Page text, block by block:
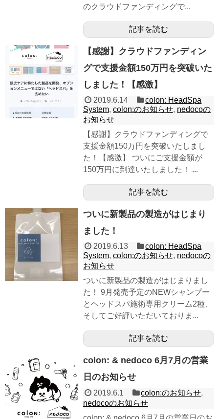
のクラウドファンディングで...
記事を読む
【感謝】クラウドファンディン
グで支援金額150万円を突破いた
しました！【感激】
2019.6.14
colon: HeadSpa
System, colon:のお知らせ, nedocoの
お知らせ
【感謝】クラウドファンディングで
支援金額150万円を突破いたしまし
た！【感激】 ついにご支援金額が
150万円に到達いたしました！ ...
記事を読む
ついに新製品の製造がはじまり
ました！
2019.6.13
colon: HeadSpa
System, colon:のお知らせ, nedocoの
お知らせ
ついに新製品の製造がはじまりまし
た！ 9月発売予定のNEWシャンプー
とヘッドスパ施術専用クリーム2種、
そしてご好評いただいておりま...
記事を読む
colon: & nedoco 6月7月の営業
日のお知らせ
2019.6.1 colon:のお知らせ,
nedocoのお知らせ